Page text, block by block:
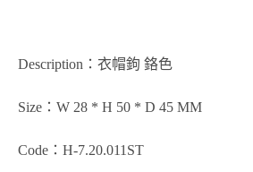
Description：衣帽鉤 鉻色
Size：W 28 * H 50 * D 45 MM
Code：H-7.20.011ST